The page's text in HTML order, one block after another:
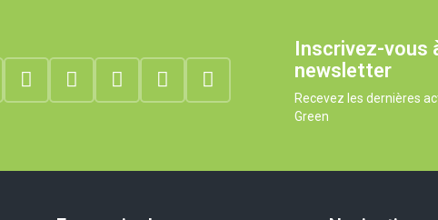
Inscrivez-vous
newsletter
Recevez les dernières
Green